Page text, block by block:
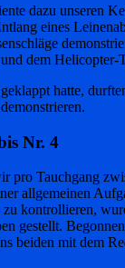
dazu unseren
eines
dem Helicopter-
hatte,
Nr. 4
pro Tauchgang
allgemeinen
zu kontrollieren,
gestellt.
beiden mit dem